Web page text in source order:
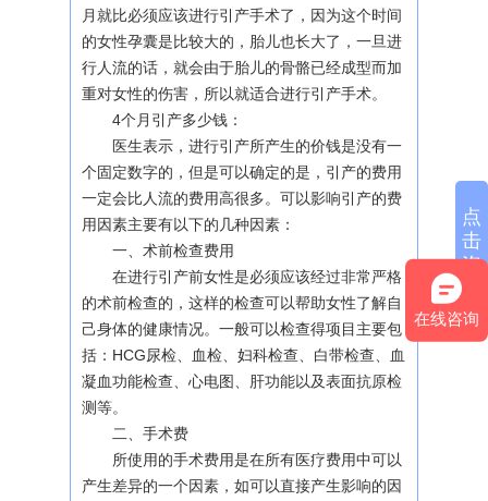
月就比必须应该进行引产手术了，因为这个时间
的女性孕囊是比较大的，胎儿也长大了，一旦进
行人流的话，就会由于胎儿的骨骼已经成型而加
重对女性的伤害，所以就适合进行引产手术。
4个月引产多少钱：
医生表示，进行引产所产生的价钱是没有一
个固定数字的，但是可以确定的是，引产的费用
一定会比人流的费用高很多。可以影响引产的费
用因素主要有以下的几种因素：
一、术前检查费用
在进行引产前女性是必须应该经过非常严格
的术前检查的，这样的检查可以帮助女性了解自
己身体的健康情况。一般可以检查得项目主要包
括：HCG尿检、血检、妇科检查、白带检查、血
凝血功能检查、心电图、肝功能以及表面抗原检
测等。
二、手术费
所使用的手术费用是在所有医疗费用中可以
产生差异的一个因素，如可以直接产生影响的因
点
击
咨
在线咨询